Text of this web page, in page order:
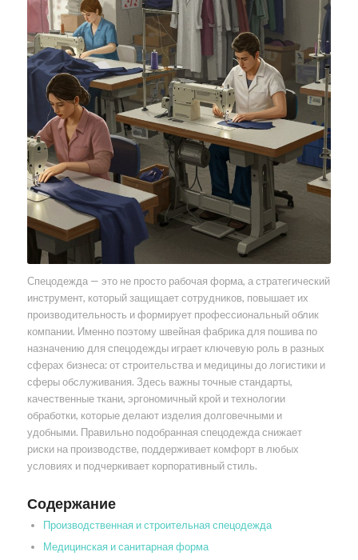
Спецодежда — это не просто рабочая форма, а стратегический
инструмент, который защищает сотрудников, повышает их
производительность и формирует профессиональный облик
компании. Именно поэтому швейная фабрика для пошива по
назначению для спецодежды играет ключевую роль в разных
сферах бизнеса: от строительства и медицины до логистики и
сферы обслуживания. Здесь важны точные стандарты,
качественные ткани, эргономичный крой и технологии
обработки, которые делают изделия долговечными и
удобными. Правильно подобранная спецодежда снижает
риски на производстве, поддерживает комфорт в любых
условиях и подчеркивает корпоративный стиль.
Содержание
Производственная и строительная спецодежда
Медицинская и санитарная форма